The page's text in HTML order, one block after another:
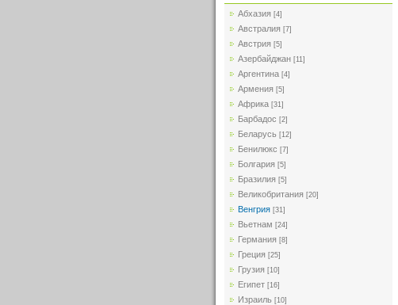
Абхазия [4]
Австралия [7]
Австрия [5]
Азербайджан [11]
Аргентина [4]
Армения [5]
Африка [31]
Барбадос [2]
Беларусь [12]
Бенилюкс [7]
Болгария [5]
Бразилия [5]
Великобритания [20]
Венгрия [31]
Вьетнам [24]
Германия [8]
Греция [25]
Грузия [10]
Египет [16]
Израиль [10]